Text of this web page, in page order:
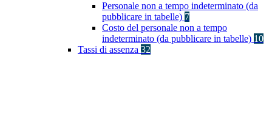
Personale non a tempo indeterminato (da
pubblicare in tabelle) 7
Costo del personale non a tempo
indeterminato (da pubblicare in tabelle) 10
Tassi di assenza 32